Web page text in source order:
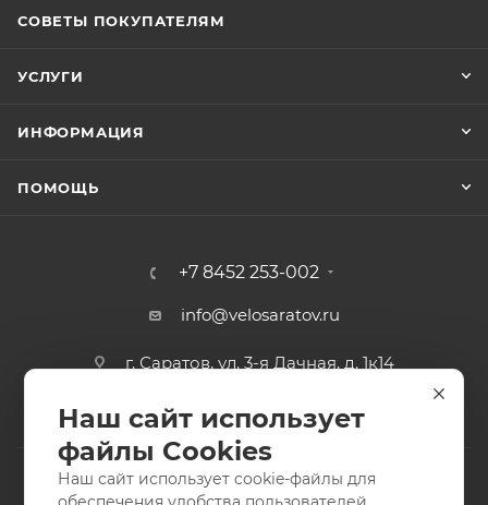
СОВЕТЫ ПОКУПАТЕЛЯМ
УСЛУГИ
ИНФОРМАЦИЯ
ПОМОЩЬ
+7 8452 253-002
info@velosaratov.ru
г. Саратов, ул. 3-я Дачная, д. 1к14
Наш сайт использует
файлы Cookies
Наш сайт использует cookie-файлы для